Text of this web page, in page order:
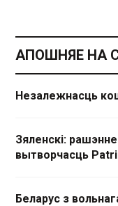
АПОШНЯЕ НА
Незалежнасць
Зяленскі:
вытворчасць
Беларус з